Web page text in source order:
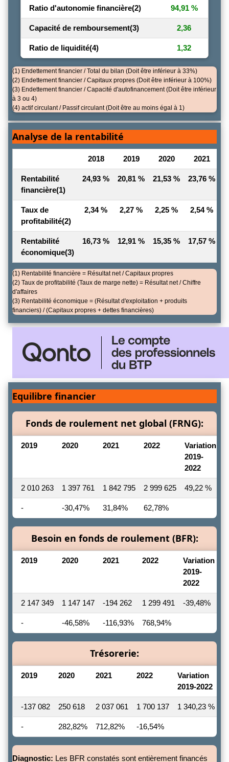
Ratio d'autonomie financière(2) 94,91 %
Capacité de remboursement(3) 2,36
Ratio de liquidité(4) 1,32
(1) Endettement financier / Total du bilan (Doit être inférieur à 33%)
(2) Endettement financier / Capitaux propres (Doit être inférieur à 100%)
(3) Endettement financier / Capacité d'autofinancement (Doit être inférieur
à 3 ou 4)
(4) actif circulant / Passif circulant (Doit être au moins égal à 1)
Analyse de la rentabilité
2018 2019 2020 2021
Rentabilité
financière(1)
24,93 % 20,81 % 21,53 % 23,76 %
Taux de
profitabilité(2)
2,34 % 2,27 % 2,25 % 2,54 %
Rentabilité
économique(3)
16,73 % 12,91 % 15,35 % 17,57 %
(1) Rentabilité financière = Résultat net / Capitaux propres
(2) Taux de profitabilité (Taux de marge nette) = Résultat net / Chiffre
d'affaires
(3) Rentabilité économique = (Résultat d'exploitation + produits
financiers) / (Capitaux propres + dettes financières)
Equilibre financier
Fonds de roulement net global (FRNG):
2019 2020 2021 2022
Variation
2019-
2022
2 010 263 1 397 761 1 842 795 2 999 625 49,22 %
- -30,47% 31,84% 62,78%
Besoin en fonds de roulement (BFR):
2019 2020 2021 2022
Variation
2019-
2022
2 147 349 1 147 147 -194 262 1 299 491 -39,48%
- -46,58% -116,93% 768,94%
Trésorerie:
2019 2020 2021 2022
Variation
2019-2022
-137 082 250 618 2 037 061 1 700 137 1 340,23 %
- 282,82% 712,82% -16,54%
Diagnostic: Les BFR constatés sont entièrement financés